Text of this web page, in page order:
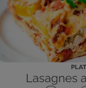
PLAT
Lasagnes